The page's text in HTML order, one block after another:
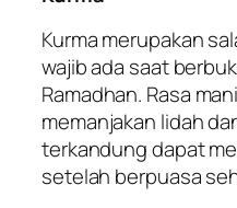
Kurma merupakan
wajib ada saat
Ramadhan. Rasa
memanjakan lidah
terkandung dapat
setelah berpuasa